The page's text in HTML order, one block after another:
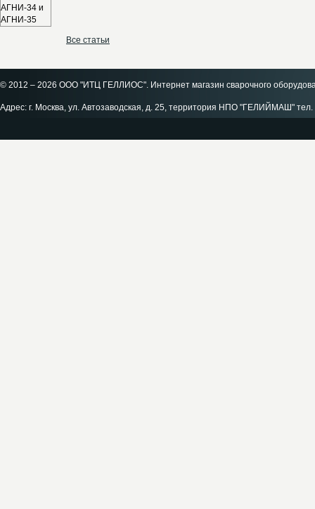
Все статьи
© 2012 – 2026 ООО "ИТЦ ГЕЛЛИОС". Интернет магазин сварочного
Адрес: г. Москва, ул. Автозаводская, д. 25, территория НПО "ГЕЛИЙМАШ"